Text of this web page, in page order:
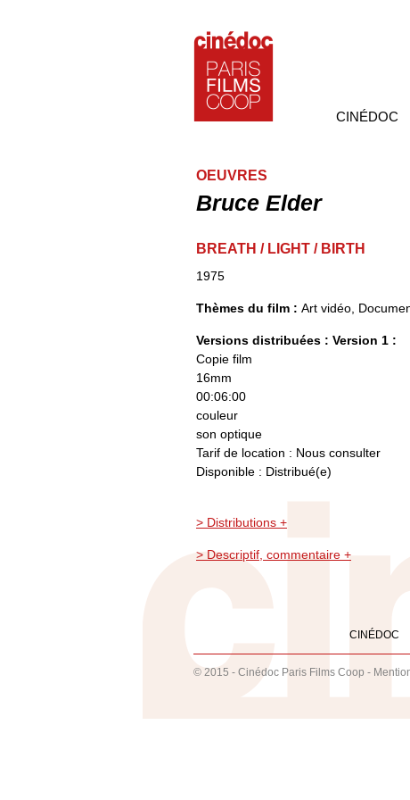
CINÉDOC
OEUVRES
Bruce Elder
BREATH / LIGHT / BIRTH
1975
Thèmes du film : Art vidéo,
Versions distribuées : Version 1 :
Copie film
16mm
00:06:00
couleur
son optique
Tarif de location : Nous consulter
Disponible : Distribué(e)
> Distributions +
> Descriptif, commentaire +
CINÉDOC
© 2015 - Cinédoc Paris Films Coop -